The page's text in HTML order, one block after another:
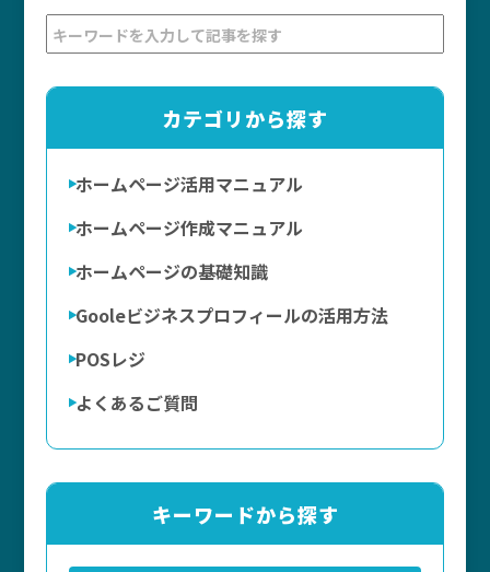
カテゴリから探す
ホームページ活用マニュアル
ホームページ作成マニュアル
ホームページの基礎知識
Gooleビジネスプロフィールの活用方法
POSレジ
よくあるご質問
キーワードから探す